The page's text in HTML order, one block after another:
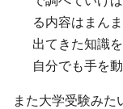
る内容はまん
出てきた知識
自分でも手を動
また大学受験みた